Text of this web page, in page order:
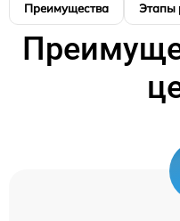
Преимущества Этапы